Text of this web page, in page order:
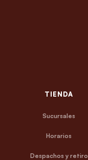
TIENDA
Sucursales
Horarios
Despachos y retiro